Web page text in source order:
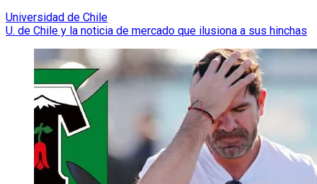
Universidad de Chile
U. de Chile y la noticia de mercado que ilusiona a sus hinchas